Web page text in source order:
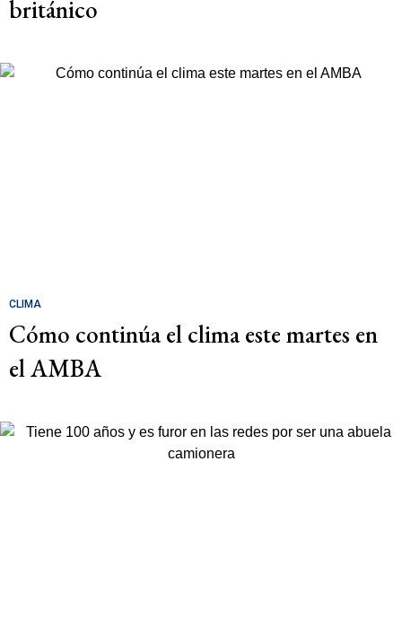
británico
CLIMA
Cómo continúa el clima este martes en
el AMBA